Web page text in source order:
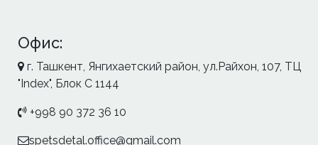
Офис:
г. Ташкент, Янгихаетский район, ул.Райхон, 107, ТЦ
"Index", Блок С 1144
+998 90 372 36 10
spetsdetal.office@gmail.com